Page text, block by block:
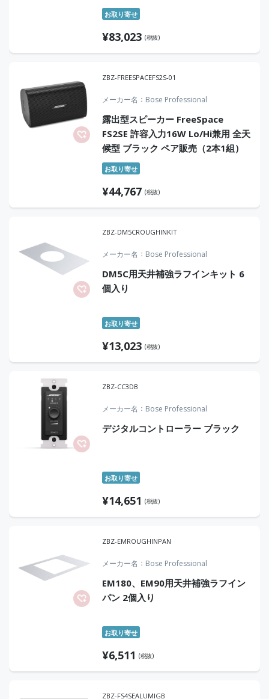
お取り寄せ
¥83,023 (税抜)
ZBZ-FREESPACEFS2S-01
メーカー名 Bose Professional
露出型スピーカー FreeSpace
FS2SE 許容入力16W Lo/Hi兼用 全天
候型 ブラック ペア販売（2本1組）
お取り寄せ
¥44,767 (税抜)
ZBZ-DM5CROUGHINKIT
メーカー名 Bose Professional
DM5C用天井補強ラフインキット 6
個入り
お取り寄せ
¥13,023 (税抜)
ZBZ-CC3DB
メーカー名 Bose Professional
デジタルコントローラー ブラック
お取り寄せ
¥14,651 (税抜)
ZBZ-EMROUGHINPAN
メーカー名 Bose Professional
EM180、EM90用天井補強ラフイン
パン 2個入り
お取り寄せ
¥6,511 (税抜)
ZBZ-FS4SEALUMIGB